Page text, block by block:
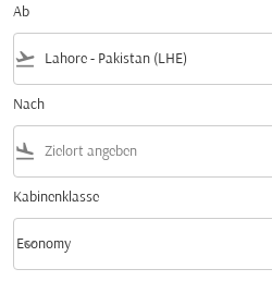
Ab
flight_takeoff
Nach
flight_land
Kabinenklasse
Kabinenklasse option Economy Selected
Economy
keyboard_arrow_down